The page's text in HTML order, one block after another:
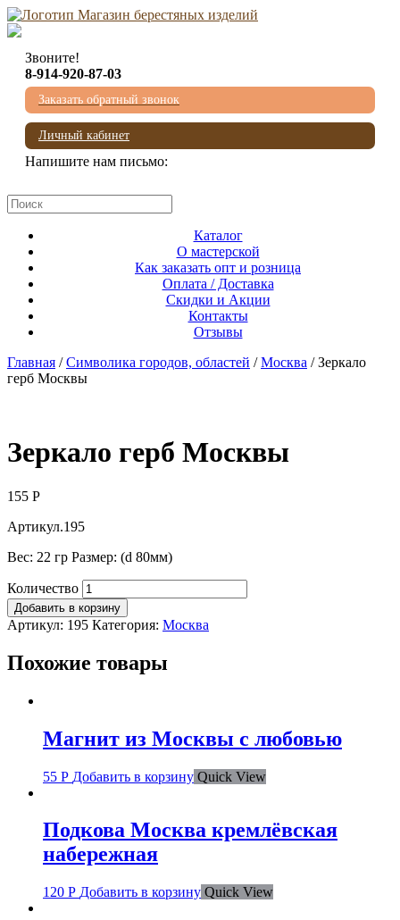
Звоните!
8-914-920-87-03
Заказать обратный звонок
Личный кабинет
Напишите нам письмо:
Каталог
О мастерской
Как заказать опт и розница
Оплата / Доставка
Скидки и Акции
Контакты
Отзывы
Главная /Символика городов, областей /Москва / Зеркало
герб Москвы
Зеркало герб Москвы
155 Р
Артикул.195
Вес: 22 гр Размер: (d 80мм)
Количество
Добавить в корзину
Артикул: 195 Категория: Москва
Похожие товары
Магнит из Москвы с любовью
55 Р Добавить в корзину Quick View
Подкова Москва кремлёвская
набережная
120 Р Добавить в корзину Quick View